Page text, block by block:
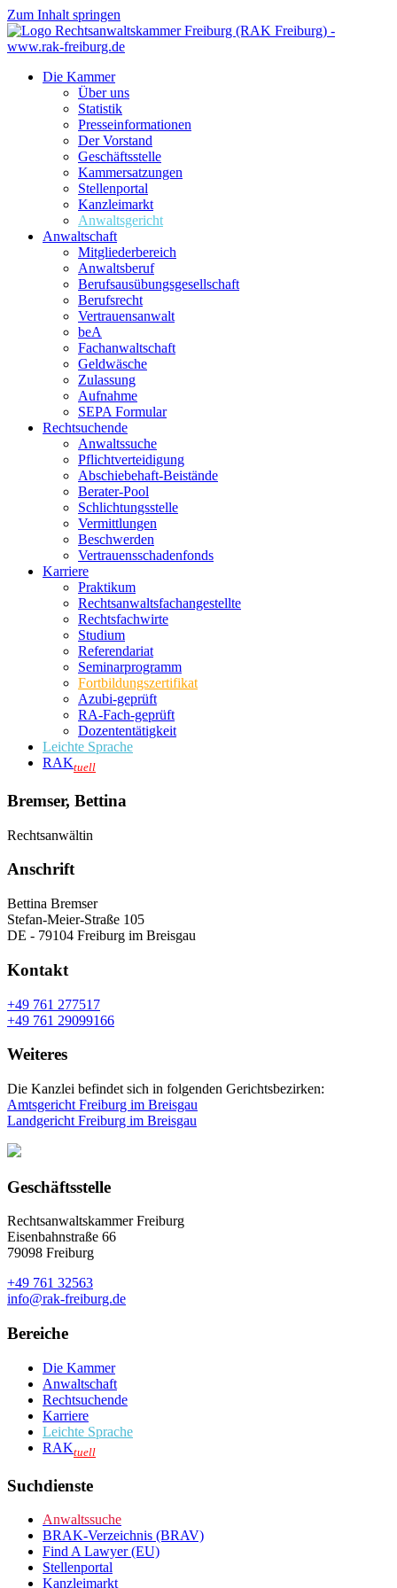
Zum Inhalt springen
Die Kammer
Über uns
Statistik
Presseinformationen
Der Vorstand
Geschäftsstelle
Kammersatzungen
Stellenportal
Kanzleimarkt
Anwaltsgericht
Anwaltschaft
Mitgliederbereich
Anwaltsberuf
Berufsausübungs­gesellschaft
Berufsrecht
Vertrauensanwalt
beA
Fachanwaltschaft
Geldwäsche
Zulassung
Aufnahme
SEPA Formular
Rechtsuchende
Anwaltssuche
Pflichtverteidigung
Abschiebehaft-Beistände
Berater-Pool
Schlichtungsstelle
Vermittlungen
Beschwerden
Vertrauensschadenfonds
Karriere
Praktikum
Rechtsanwalts­fachangestellte
Rechtsfachwirte
Studium
Referendariat
Seminarprogramm
Fortbildungszertifikat
Azubi-geprüft
RA-Fach-geprüft
Dozententätigkeit
Leichte Sprache
RAKtuell
Bremser, Bettina
Rechtsanwältin
Anschrift
Bettina Bremser
Stefan-Meier-Straße 105
DE - 79104 Freiburg im Breisgau
Kontakt
+49 761 277517
+49 761 29099166
Weiteres
Die Kanzlei befindet sich in folgenden Gerichtsbezirken:
Amtsgericht Freiburg im Breisgau
Landgericht Freiburg im Breisgau
Geschäftsstelle
Rechtsanwaltskammer Freiburg
Eisenbahnstraße 66
79098 Freiburg
+49 761 32563
info@rak-freiburg.de
Bereiche
Die Kammer
Anwaltschaft
Rechtsuchende
Karriere
Leichte Sprache
RAKtuell
Suchdienste
Anwaltssuche
BRAK-Verzeichnis (BRAV)
Find A Lawyer (EU)
Stellenportal
Kanzleimarkt